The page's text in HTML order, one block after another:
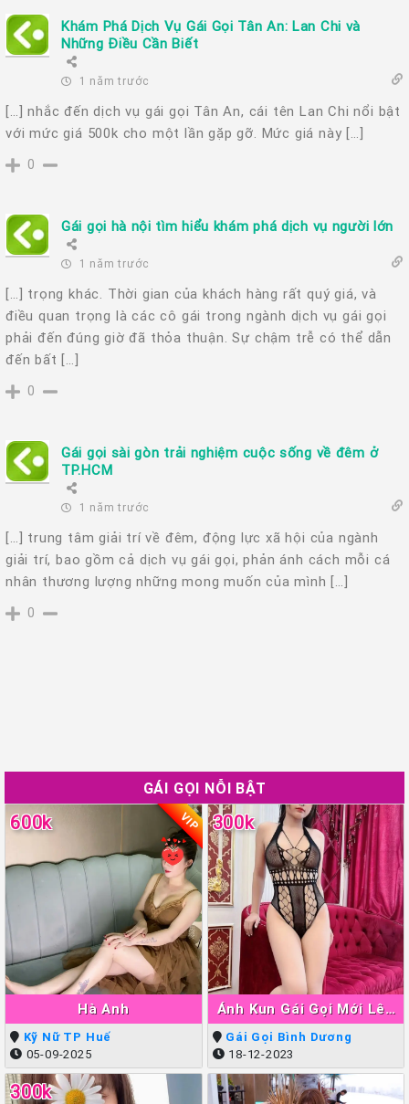
Khám Phá Dịch Vụ Gái Gọi Tân An: Lan Chi và
Những Điều Cần Biết
1 năm trước
[…] nhắc đến dịch vụ gái gọi Tân An, cái tên Lan Chi nổi bật
với mức giá 500k cho một lần gặp gỡ. Mức giá này […]
0
Gái gọi hà nội tìm hiểu khám phá dịch vụ người lớn
1 năm trước
[…] trọng khác. Thời gian của khách hàng rất quý giá, và
điều quan trọng là các cô gái trong ngành dịch vụ gái gọi
phải đến đúng giờ đã thỏa thuận. Sự chậm trễ có thể dẫn
đến bất […]
0
Gái gọi sài gòn trải nghiệm cuộc sống về đêm ở
TP.HCM
1 năm trước
[…] trung tâm giải trí về đêm, động lực xã hội của ngành
giải trí, bao gồm cả dịch vụ gái gọi, phản ánh cách mỗi cá
nhân thương lượng những mong muốn của mình […]
0
GÁI GỌI NỖI BẬT
Hà Anh
600k VIP
Kỹ Nữ TP Huế
05-09-2025
Ánh Kun Gái Gọi Mới Lên
Sóng Thuận An
300k
Gái Gọi Bình Dương
18-12-2023
300k